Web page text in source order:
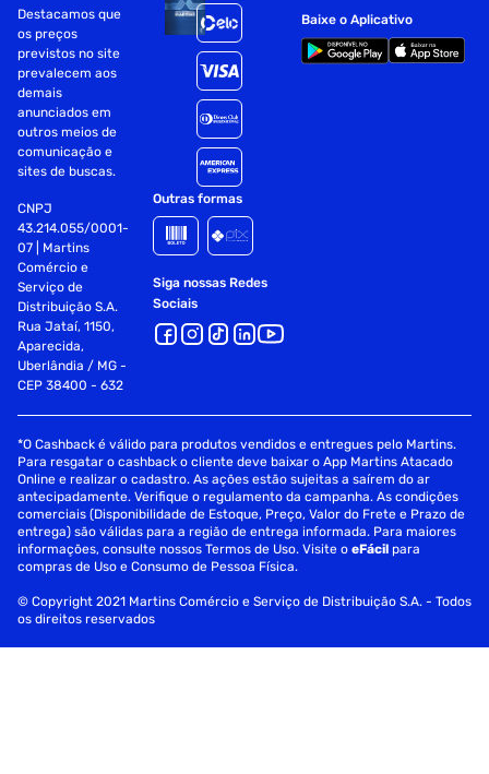
Destacamos que
os preços
previstos no site
prevalecem aos
demais
anunciados em
outros meios de
comunicação e
sites de buscas.
CNPJ
43.214.055/0001-
07 | Martins
Comércio e
Serviço de
Distribuição S.A.
Rua Jataí, 1150,
Aparecida,
Uberlândia / MG -
CEP 38400 - 632
Outras formas
Siga nossas Redes
Sociais
Baixe o Aplicativo
*O Cashback é válido para produtos vendidos e entregues pelo Martins.
Para resgatar o cashback o cliente deve baixar o App Martins Atacado
Online e realizar o cadastro. As ações estão sujeitas a saírem do ar
antecipadamente. Verifique o regulamento da campanha. As condições
comerciais (Disponibilidade de Estoque, Preço, Valor do Frete e Prazo de
entrega) são válidas para a região de entrega informada. Para maiores
informações, consulte nossos Termos de Uso. Visite oeFácil para
compras de Uso e Consumo de Pessoa Física.
© Copyright 2021 Martins Comércio e Serviço de Distribuição S.A. - Todos
os direitos reservados